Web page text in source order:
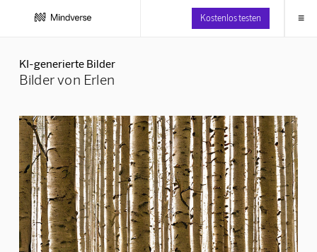
Kostenlos testen ≡
KI-generierte Bilder
Bilder von Erlen